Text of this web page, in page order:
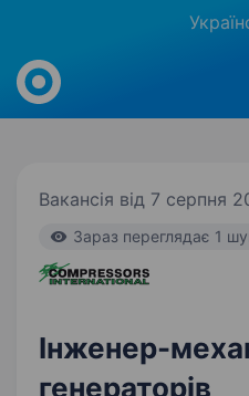
Work.ua
Вакансія від 7 серпня
Зараз переглядає 1
Інженер-
генераторів